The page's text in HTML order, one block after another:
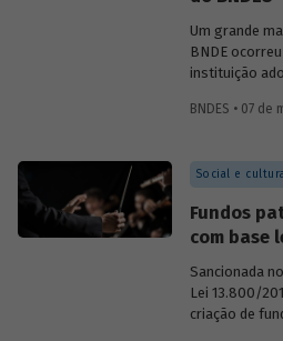
teve o S de
sigla nos
Um grande
BNDE
instituição
Banco
resolveram
contrário,
no país. Era
pouco sobre
promoção da
sua história.
BNDES • 07 de
Social e
Fundos
com base
Sancionada
Lei 13.800/
criação de